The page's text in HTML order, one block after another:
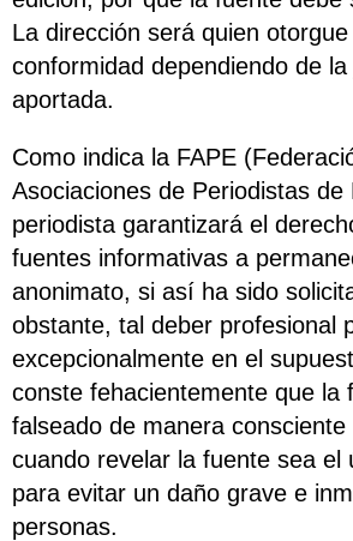
La dirección será quien
conformidad dependiendo de
aportada.
Como indica la FAPE
Asociaciones de Periodistas de
periodista garantizará el
fuentes informativas a
anonimato, si así ha sido
obstante, tal deber profesional
excepcionalmente en el
conste fehacientemente que la
falseado de manera
cuando revelar la fuente sea el
para evitar un daño grave e
personas.